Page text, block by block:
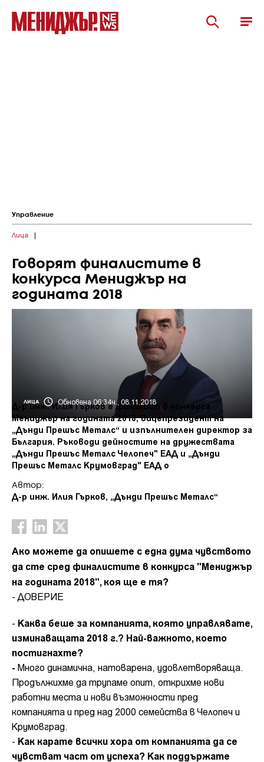
Управление
Лица |
Говорят финалистите в
конкурса Мениджър на
годината 2018
ЛИЦА Обновена 06:34ч., 08.11.2018
Д-р инж. Илия Гърков е финалист в конкерса
Мениджър на годината 2018, вицепрезидент на
„Дънди Прешъс Металс“ и изпълнителен директор за
България. Ръководи дейностите на дружествата
„Дънди Прешъс Металс Челопеч" ЕАД и „Дънди
Прешъс Металс Крумовград" ЕАД о
Автор:
Д-р инж. Илия Гърков, „Дънди Прешъс Металс“
Ако можете да опишете с една дума чувството
да сте сред финалистите в конкурса "Мениджър
на годината 2018", коя ще е тя?
- ДОВЕРИЕ
- Каква беше за компанията, която управлявате,
изминаващата 2018 г.? Най-важното, което
постигнахте?
- Много динамична, натоварена, удовлетворяваща.
Продължихме да трупаме опит, открихме нови
работни места и нови възможности пред
компанията и пред над 2000 семейства в Челопеч и
Крумовград.
- Как карате всички хора от компанията да се
чувстват част от успеха? Как поддържате